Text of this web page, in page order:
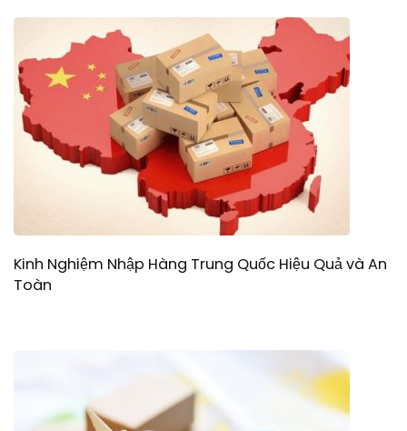
Kinh Nghiệm Nhập Hàng Trung Quốc Hiệu Quả và An
Toàn